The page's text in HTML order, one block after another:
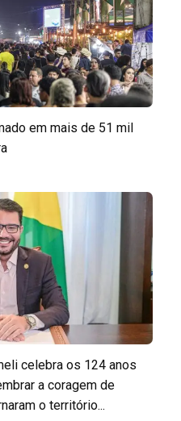
em mais de 51 mil
celebra os 124 anos
a coragem de
o território...